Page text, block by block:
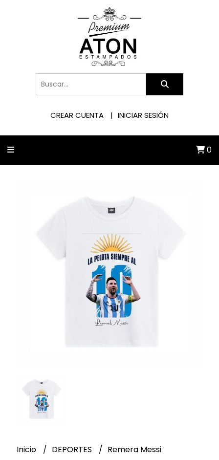
CREAR CUENTA INICIAR SESIÓN
0
Inicio DEPORTES Remera Messi